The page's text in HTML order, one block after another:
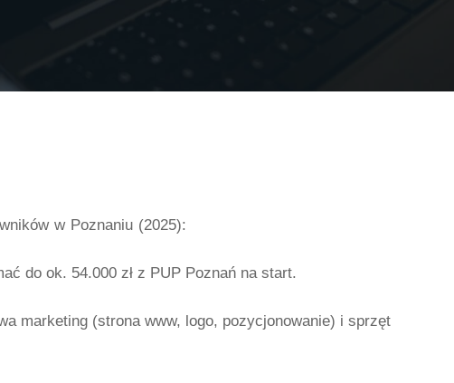
w Poznaniu (2025):
do ok. 54.000 zł z PUP Poznań na start.
marketing (strona www, logo, pozycjonowanie) i sprzęt